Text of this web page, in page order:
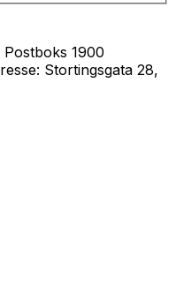
Postboks 1900
Stortingsgata 28,